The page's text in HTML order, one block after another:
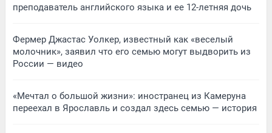
преподаватель английского языка и ее 12-летняя дочь
Фермер Джастас Уолкер, известный как «веселый
молочник», заявил что его семью могут выдворить из
России — видео
«Мечтал о большой жизни»: иностранец из Камеруна
переехал в Ярославль и создал здесь семью — история